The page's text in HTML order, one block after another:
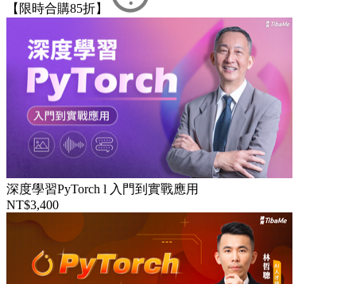
【限時合購85折】
深度學習PyTorch l 入門到實戰應用
NT$3,400